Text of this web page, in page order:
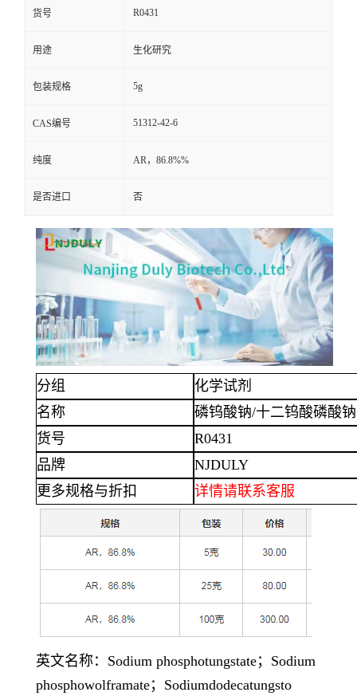
货号 R0431
用途 生化研究
包装规格 5g
CAS编号 51312-42-6
纯度 AR，86.8%%
是否进口 否
分组
化学试剂
名称
磷钨酸钠/十二钨酸磷酸钠
货号
R0431
品牌
NJDULY
更多规格与折扣
详情请联系客服
英文名称： Sodium phosphotungstate；Sodium
phosphowolframate；Sodiumdodecatungsto